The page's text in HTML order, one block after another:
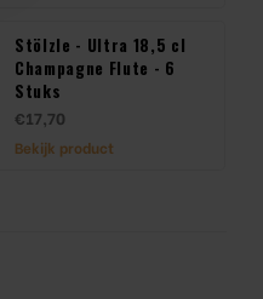
Stölzle - Ultra 18,5 cl
Champagne Flute - 6
Stuks
€17,70
Bekijk product